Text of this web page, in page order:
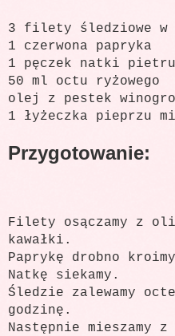
3 filety śledziowe w
1 czerwona papryka
1 pęczek natki
50 ml octu ryżowego
olej z pestek
1 łyżeczka pieprzu
Przygotowanie:
Filety osączamy z
kawałki.
Paprykę drobno
Natkę siekamy.
Śledzie zalewamy
godzinę.
Następnie mieszamy z